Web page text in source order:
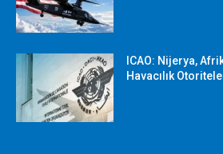
ICAO: Nijerya,
Havacılık